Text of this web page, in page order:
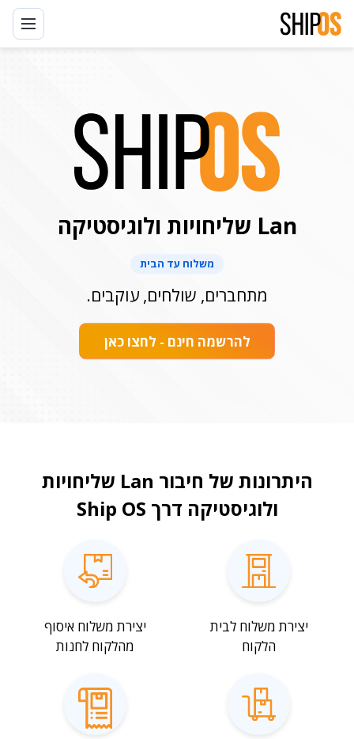
דלגו
לתוכן
Lan שליחויות ולוגיסטיקה
משלוח עד הבית
מתחברים, שולחים, עוקבים.
להרשמה חינם - לחצו כאן
היתרונות של חיבור Lan שליחויות
ולוגיסטיקה דרך Ship OS
יצירת משלוח לבית
הלקוח
יצירת משלוח איסוף
מהלקוח לחנות